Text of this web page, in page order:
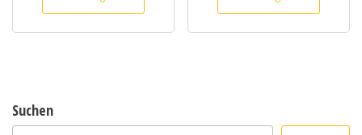
Suchen